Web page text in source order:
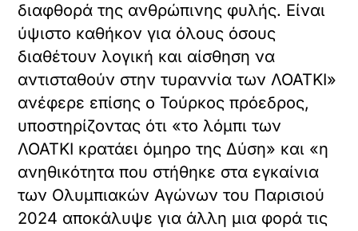
διαφθορά της ανθρώπινης φυλής. Είναι
ύψιστο καθήκον για όλους όσους
διαθέτουν λογική και αίσθηση να
αντισταθούν στην τυραννία των ΛΟΑΤΚΙ»
ανέφερε επίσης ο Τούρκος πρόεδρος,
υποστηρίζοντας ότι «το λόμπι των
ΛΟΑΤΚΙ κρατάει όμηρο της Δύση» και «η
ανηθικότητα που στήθηκε στα εγκαίνια
των Ολυμπιακών Αγώνων του Παρισιού
2024 αποκάλυψε για άλλη μια φορά τις